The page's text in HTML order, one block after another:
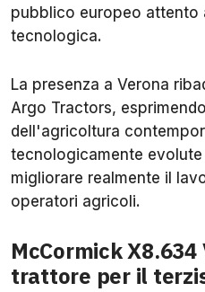
pubblico europeo attento
tecnologica.
La presenza a Verona
Argo Tractors,
dell'agricoltura
tecnologicamente
migliorare realmente il
operatori agricoli.
McCormick
trattore per il